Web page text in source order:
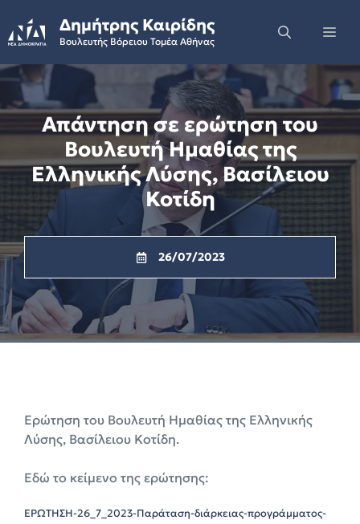
to
content
Δημήτρης Καιρίδης
Βουλευτής Βόρειου Τομέα Αθήνας
Απάντηση σε ερώτηση του
Βουλευτή Ημαθίας της
Ελληνικής Λύσης, Βασίλειου
Κοτίδη
26/07/2023
Ερώτηση του Βουλευτή Ημαθίας της Ελληνικής
Λύσης, Βασίλειου Κοτίδη.
Εδώ το κείμενο της ερώτησης:
ΕΡΩΤΗΣΗ-26_7_2023-Παράταση-διάρκειας-προγράμματος-